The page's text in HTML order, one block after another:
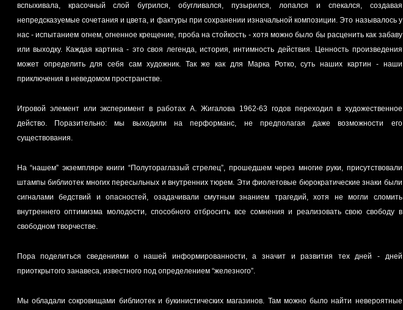
вспыхивала, красочный слой бугрился, обугливался, пузырился, лопался и спекался, создавая
непредсказуемые сочетания и цвета, и фактуры при сохранении изначальной композиции. Это называлось у
нас - испытанием огнем, огненное крещение, проба на стойкость - хотя можно было бы расценить как забаву
или выходку. Каждая картина - это своя легенда, история, интимность действия. Ценность произведения
может определить для себя сам художник. Так же как для Марка Ротко, суть наших картин - наши
приключения в неведомом пространстве.
Игровой элемент или эксперимент в работах А. Жигалова 1962-63 годов переходил в художественное
действо. Поразительно: мы выходили на перформанс, не предполагая даже возможности его
существования.
На “нашем” экземпляре книги “Полутораглазый стрелец”, прошедшем через многие руки, присутствовали
штампы библиотек многих пересыльных и внутренних тюрем. Эти фиолетовые бюрократические знаки были
сигналами бедствий и опасностей, озадачивали смутным знанием трагедий, хотя не могли сломить
внутреннего оптимизма молодости, способного отбросить все сомнения и реализовать свою свободу в
свободном творчестве.
Пора поделиться сведениями о нашей информированности, а значит и развития тех дней - дней
приоткрытого занавеса, известного под определением “железного”.
Мы обладали сокровищами библиотек и букинистических магазинов. Там можно было найти невероятные